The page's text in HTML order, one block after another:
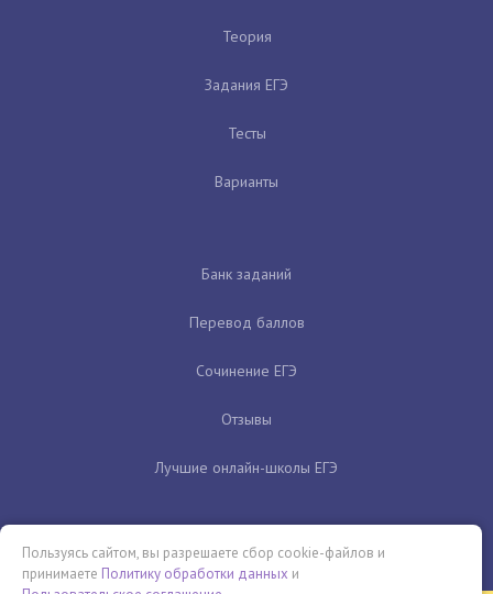
Теория
Задания ЕГЭ
Тесты
Варианты
Банк заданий
Перевод баллов
Сочинение ЕГЭ
Отзывы
Лучшие онлайн-школы ЕГЭ
Пользуясь сайтом, вы разрешаете сбор cookie-файлов и
принимаете Политику обработки данных и